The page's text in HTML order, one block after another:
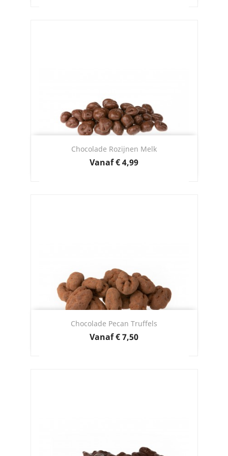
Chocolade Rozijnen Melk
VanafPrijs
€ 4,99
Chocolade Pecan Truffels
VanafPrijs
€ 7,50